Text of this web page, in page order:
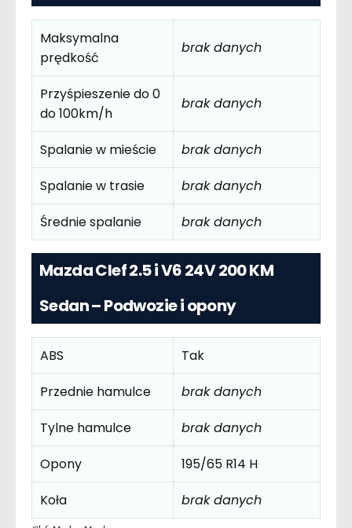
Maksymalna
prędkość
brak danych
Przyśpieszenie do 0
do 100km/h
brak danych
Spalanie w mieście
brak danych
Spalanie w trasie
brak danych
Średnie spalanie
brak danych
Mazda Clef 2.5 i V6 24V 200 KM
Sedan – Podwozie i opony
ABS
Tak
Przednie hamulce
brak danych
Tylne hamulce
brak danych
Opony
195/65 R14 H
Koła
brak danych